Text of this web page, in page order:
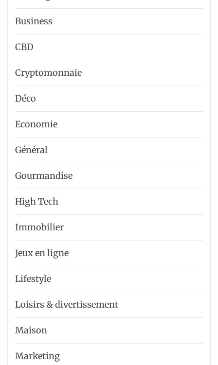
Business
CBD
Cryptomonnaie
Déco
Economie
Général
Gourmandise
High Tech
Immobilier
Jeux en ligne
Lifestyle
Loisirs & divertissement
Maison
Marketing